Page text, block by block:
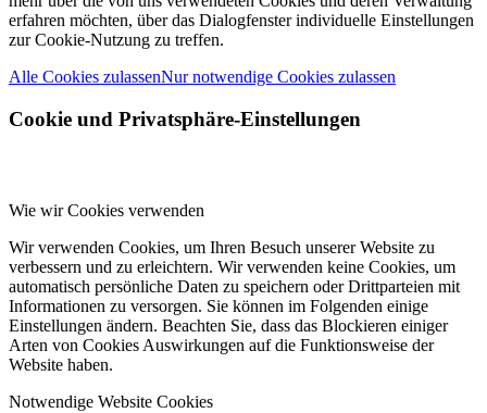
erfahren möchten, über das Dialogfenster individuelle Einstellungen
zur Cookie-Nutzung zu treffen.
Alle Cookies zulassenNur notwendige Cookies zulassen
Cookie und Privatsphäre-Einstellungen
Wie wir Cookies verwenden
Wir verwenden Cookies, um Ihren Besuch unserer Website zu
verbessern und zu erleichtern. Wir verwenden keine Cookies, um
automatisch persönliche Daten zu speichern oder Drittparteien mit
Informationen zu versorgen. Sie können im Folgenden einige
Einstellungen ändern. Beachten Sie, dass das Blockieren einiger
Arten von Cookies Auswirkungen auf die Funktionsweise der
Website haben.
Notwendige Website Cookies